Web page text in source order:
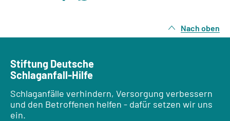
Nach oben
Stiftung Deutsche
Schlaganfall-Hilfe
Schlaganfälle verhindern, Versorgung verbessern
und den Betroffenen helfen - dafür setzen wir uns
ein.